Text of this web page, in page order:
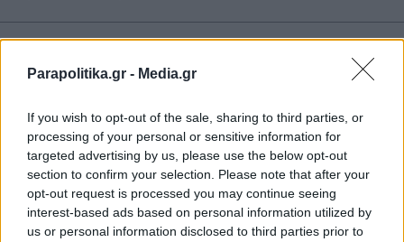
Parapolitika.gr - Media.gr
If you wish to opt-out of the sale, sharing to third parties, or
processing of your personal or sensitive information for
targeted advertising by us, please use the below opt-out
section to confirm your selection. Please note that after your
opt-out request is processed you may continue seeing
interest-based ads based on personal information utilized by
us or personal information disclosed to third parties prior to